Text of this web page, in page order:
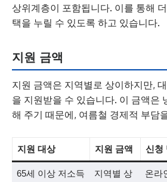
상위계층이 포함됩니다. 이를 통해
택을 누릴 수 있도록 하고 있습니다.
지원 금액
지원 금액은 지역별로 상이하지만,
을 지원받을 수 있습니다. 이 금액은
해 주기 때문에, 여름철 경제적 부담
지원 대상 지원 금액 신청
65세 이상 저소득
지역별 상
온라